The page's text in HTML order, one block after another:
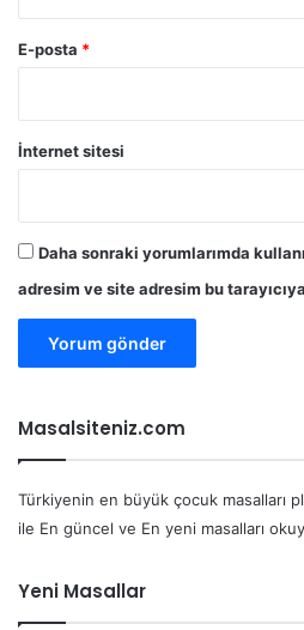
E-posta *
İnternet sitesi
Daha sonraki yorumlarımda
adresim ve site adresim bu
Masalsiteniz.com
Türkiyenin en büyük çocuk masalları
ile En güncel ve En yeni masalları
Yeni Masallar